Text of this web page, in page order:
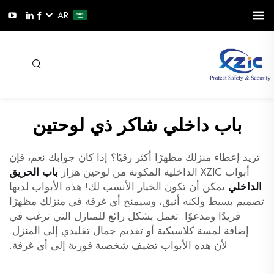
AR
باب داخلي شاكر ذي لوحتين
تريد إعطاء منزلك مظهرًا أكثر رقيًا؟ إذا كان جوابك نعم، فإن
أبواب XZIC الداخلية المكونة من لوحين هزاز
باب الحريق
الداخلي يمكن أن تكون الخيار الأنسب لك! هذه الأبواب لديها
تصميم بسيط ولكنه أنيق، وسيمنح أي غرفة في منزلك مظهرًا
فريدًا ومدعوًا. تعمل بشكل رائع للمنازل التي ترغب في
إضافة لمسة كلاسيكية أو تقديم جمال تقليدي إلى المنزل.
لأن هذه الأبواب تضيف شخصية فورية إلى أي غرفة.